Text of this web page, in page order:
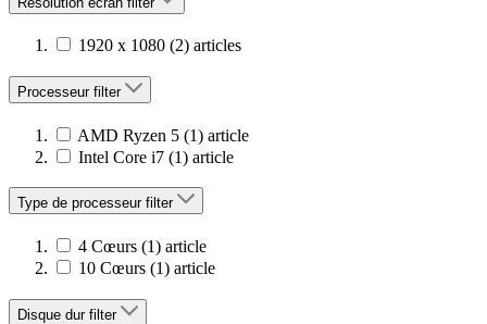
1920 x 1080 (2) articles
Processeur filter
AMD Ryzen 5 (1) article
Intel Core i7 (1) article
Type de processeur filter
4 Cœurs (1) article
10 Cœurs (1) article
Disque dur filter